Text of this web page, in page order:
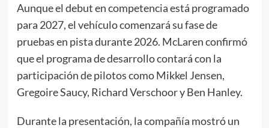
Aunque el debut en competencia está programado
para 2027, el vehículo comenzará su fase de
pruebas en pista durante 2026. McLaren confirmó
que el programa de desarrollo contará con la
participación de pilotos como Mikkel Jensen,
Gregoire Saucy, Richard Verschoor y Ben Hanley.
Durante la presentación, la compañía mostró un